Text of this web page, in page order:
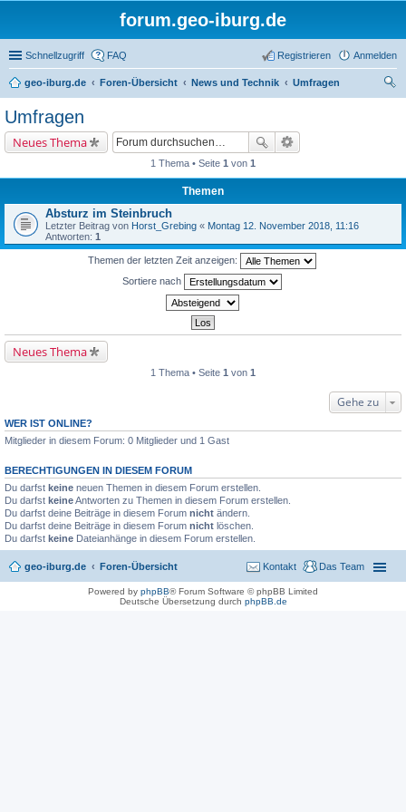
forum.geo-iburg.de
Schnellzugriff FAQ Anmelden
Registrieren
geo-iburg.de Foren-Übersicht News und Technik
Umfragen
Umfragen
Neues Thema
1 Thema • Seite 1 von 1
Themen
Absturz im Steinbruch
Letzter Beitrag von Horst_Grebing « Montag 12. November 2018, 11:16
Antworten: 1
Themen der letzten Zeit anzeigen:
Sortiere nach
Neues Thema
1 Thema • Seite 1 von 1
Gehe zu
WER IST ONLINE?
Mitglieder in diesem Forum: 0 Mitglieder und 1 Gast
BERECHTIGUNGEN IN DIESEM FORUM
Du darfst keine neuen Themen in diesem Forum erstellen.
Du darfst keineAntworten zu Themen in diesem Forum erstellen.
Du darfst deine Beiträge in diesem Forum nicht ändern.
Du darfst deine Beiträge in diesem Forum nicht löschen.
Du darfst keine Dateianhänge in diesem Forum erstellen.
geo-iburg.de Foren-Übersicht Das Team
Kontakt
Powered by phpBB® Forum Software © phpBB Limited
Deutsche Übersetzung durch phpBB.de